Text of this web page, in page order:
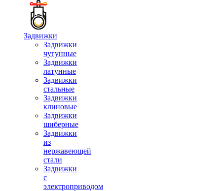
Задвижки
Задвижки
чугунные
Задвижки
латунные
Задвижки
стальные
Задвижки
клиновые
Задвижки
шиберные
Задвижки
из
нержавеющей
стали
Задвижки
с
электроприводом